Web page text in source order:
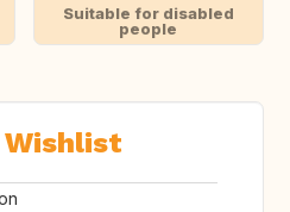
Suitable for disabled
people